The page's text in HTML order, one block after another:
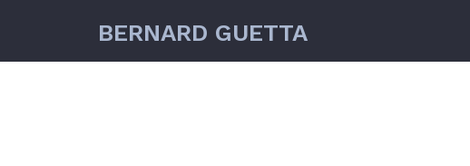
BERNARD GUETTA